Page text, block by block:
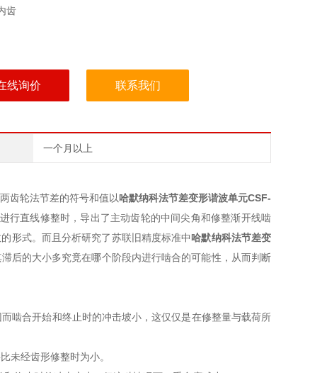
齿
线询价 联系我们
一个月以上
齿轮法节差的符号和值以哈默纳科法节差变形谐波单元CSF-
行直线修整时，导出了主动齿轮的中间尖角和修整渐开线啮
形式。而且分析研究了苏联旧精度标准中哈默纳科法节差变
后的大小多究竟在哪个阶段内进行啮合的可能性，从而判断
而啮合开始和终止时的冲击坡小，这仅仅是在修整量与载荷所
未经齿形修整时为小。